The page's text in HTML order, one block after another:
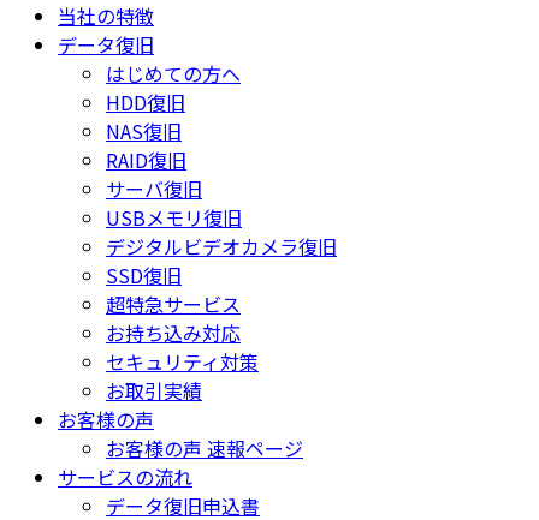
当社の特徴
データ復旧
はじめての方へ
HDD復旧
NAS復旧
RAID復旧
サーバ復旧
USBメモリ復旧
デジタルビデオカメラ復旧
SSD復旧
超特急サービス
お持ち込み対応
セキュリティ対策
お取引実績
お客様の声
お客様の声 速報ページ
サービスの流れ
データ復旧申込書